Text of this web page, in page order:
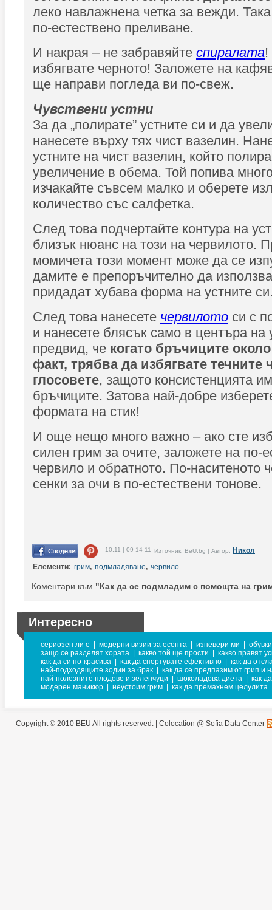
леко навлажнена четка за вежди.
по-естествено преливане.
И накрая – не забравяйте спиралата
избягвате черното! Заложете на
ще направи погледа ви по-свеж.
Чувствени устни
За да „полирате” устните си и да
нанесете върху тях чист вазелин.
устните на чист вазелин, който
увеличение в обема. Той попива
изчакайте съвсем малко и оберете
количество със салфетка.
След това подчертайте контура на
близък нюанс на този на червилото.
момичета този момент може да се
дамите е препоръчително да
придадат хубава форма на устните
След това нанесете червилото си с
и нанесете блясък само в центъра на
предвид, че когато бръчиците
факт, трябва да избягвате течните
глосовете, защото консистенцията
бръчиците. Затова най-добре
формата на стик!
И още нещо много важно – ако сте
силен грим за очите, заложете на по-
червило и обратното. По-наситеното
сенки за очи в по-естествени тонове.
10:11 | 09-14-11 Източник: BeU.bg | Автор: Никол
Елементи: грим, подмладяване, червило
Коментари към "Как да се подмладим с помощта на
Интересно
сериозен ли е модерни визии за есента изневери ми
защо се разделят хората
какво той ще прости
какво правят
как да си по-красива
как да спортувате ефективно
как да
най-подходящите зодии за брак
как да се предпазим от грип и
най-полезните плодове и зеленчуци
шоколадова диета
как
модерен маникюр
неустоим грим как да премахнем целулита
Copyright © 2010 BEU All rights reserved. | Colocation @ Sofia Data Center